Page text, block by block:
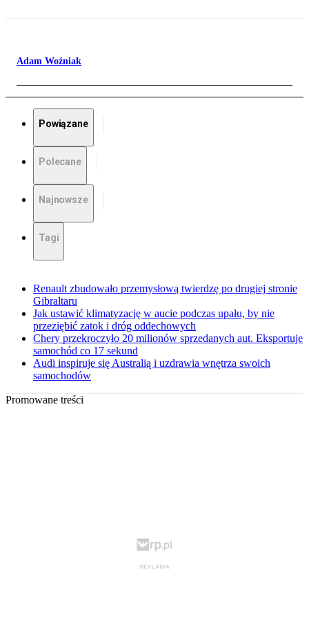
Adam Woźniak
Powiązane
Polecane
Najnowsze
Tagi
Renault zbudowało przemysłową twierdzę po drugiej stronie
Gibraltaru
Jak ustawić klimatyzację w aucie podczas upału, by nie
przeziębić zatok i dróg oddechowych
Chery przekroczyło 20 milionów sprzedanych aut. Eksportuje
samochód co 17 sekund
Audi inspiruje się Australią i uzdrawia wnętrza swoich
samochodów
Promowane treści